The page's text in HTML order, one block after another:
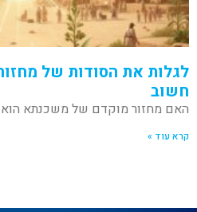
לגלות את הסודות של
חשוב
האם מחזור מוקדם של משכנתא
קרא עוד »